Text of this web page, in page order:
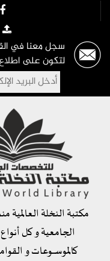
سجل معنا في
لتكون على
مكتبة النخلة العالمية
الجامعية و كل
كالموســــوعات و